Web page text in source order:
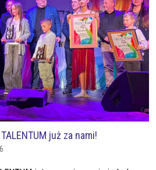
już za nami!